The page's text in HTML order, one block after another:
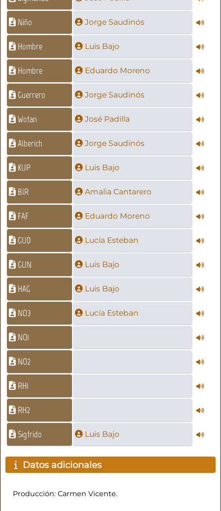
Niño Jorge Saudinós
Hombre Luis Bajo
Hombre Eduardo Moreno
Guerrero Jorge Saudinós
Wotan José Padilla
Alberich Jorge Saudinós
KUP Luis Bajo
BIR Amalia Cantarero
FAF Eduardo Moreno
GUD Lucía Esteban
GUN Luis Bajo
HAG Luis Bajo
NO3 Lucía Esteban
NO1
NO2
RH1
RH2
Sigfrido Luis Bajo
Datos adicionales
Producción: Carmen Vicente.